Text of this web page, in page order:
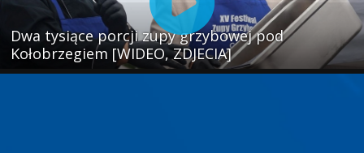
Dwa tysiące porcji zupy grzybowej pod
Kołobrzegiem [WIDEO, ZDJECIA]